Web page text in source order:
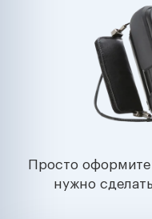
Просто оформите
нужно